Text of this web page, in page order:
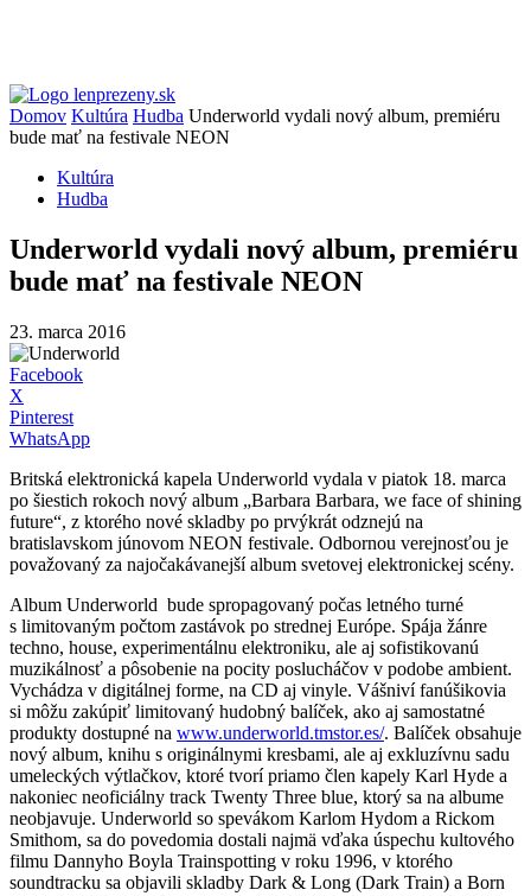
Domov Kultúra Hudba Underworld vydali nový album, premiéru
bude mať na festivale NEON
Kultúra
Hudba
Underworld vydali nový album, premiéru
bude mať na festivale NEON
23. marca 2016
Facebook
X
Pinterest
WhatsApp
Britská elektronická kapela Underworld vydala v piatok 18. marca
po šiestich rokoch nový album „Barbara Barbara, we face of shining
future“, z ktorého nové skladby po prvýkrát odznejú na
bratislavskom júnovom NEON festivale. Odbornou verejnosťou je
považovaný za najočakávanejší album svetovej elektronickej scény.
Album Underworld bude spropagovaný počas letného turné
s limitovaným počtom zastávok po strednej Európe. Spája žánre
techno, house, experimentálnu elektroniku, ale aj sofistikovanú
muzikálnosť a pôsobenie na pocity poslucháčov v podobe ambient.
Vychádza v digitálnej forme, na CD aj vinyle. Vášniví fanúšikovia
si môžu zakúpiť limitovaný hudobný balíček, ako aj samostatné
produkty dostupné na www.underworld.tmstor.es/. Balíček obsahuje
nový album, knihu s originálnymi kresbami, ale aj exkluzívnu sadu
umeleckých výtlačkov, ktoré tvorí priamo člen kapely Karl Hyde a
nakoniec neoficiálny track Twenty Three blue, ktorý sa na albume
neobjavuje. Underworld so spevákom Karlom Hydom a Rickom
Smithom, sa do povedomia dostali najmä vďaka úspechu kultového
filmu Dannyho Boyla Trainspotting v roku 1996, v ktorého
soundtracku sa objavili skladby Dark & Long (Dark Train) a Born